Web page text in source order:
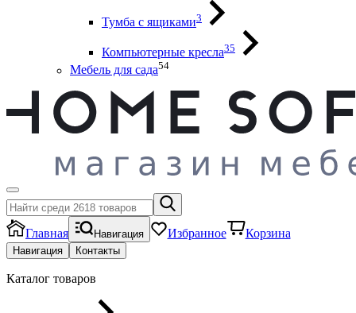
Тумба с ящиками3
Компьютерные кресла35
Мебель для сада54
Главная Навигация Избранное Корзина
Навигация Контакты
Каталог товаров